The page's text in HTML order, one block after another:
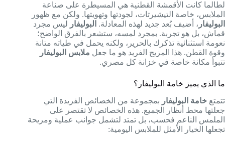
لطالما كانت الأقمشة القطنية هي المسيطرة على صناعة
الملابس، خاصة التيشيرتات، لجودتها وتهويتها. ولكن مع ظهور
البوليفار ، أضيف بُعد جديد لهذه المعادلة. البوليفار ليس مجرد
قماش، بل هو تجربة. بمجرد لمسه، ستشعر بالفرق الواضح؛
نعومة استثنائية تذكرك بالحرير، ولكنه يحمل في طياته متانة
وقوة القطن. هذا المزيج الفريد هو ما جعل ملابس البوليفار
تتبوأ مكانة خاصة في خزانة كل مصري.
ما الذي يميز خامة البوليفار؟
تتمتع خامة البوليفار بمجموعة من الخصائص الفريدة التي
جعلتها محط أنظار الجميع. هذه الخصائص لا تقتصر على
الملمس الناعم فحسب، بل تمتد لتشمل جوانب عملية ومريحة
تجعلها الخيار الأمثل للملابس اليومية: